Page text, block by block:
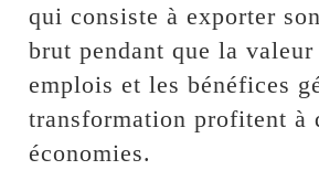
qui consiste à exporter
brut pendant que la
emplois et les bénéfices
transformation profitent à
économies.